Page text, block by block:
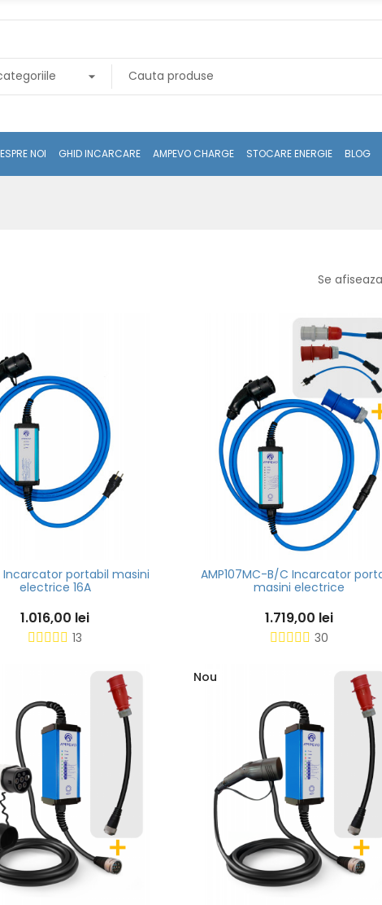
NOI GHID INCARCARE AMPEVO CHARGE STOCARE ENERGIE BLOG
Se
Incarcator portabil masini
electrice 16A
1.016,00 lei
13
AMP107MC-B/C Incarcator
masini electrice
1.719,00 lei
30
Nou